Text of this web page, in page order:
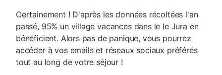
Certainement ! D'après les données récoltées l'an
passé, 95% un village vacances dans le le Jura en
bénéficient. Alors pas de panique, vous pourrez
accéder à vos emails et réseaux sociaux préférés
tout au long de votre séjour !